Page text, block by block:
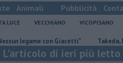
Animali Pubblicità
LUCE VECCHIANO VICOPISANO
con Giacetti" Takeda,
L'articolo di ieri più letto